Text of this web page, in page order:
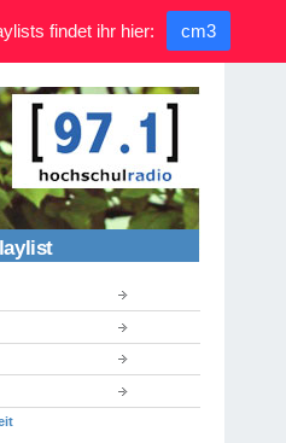
findet ihr hier: cm3